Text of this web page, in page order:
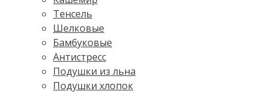
Тенсель
Шелковые
Бамбуковые
Антистресс
Подушки из льна
Подушки хлопок